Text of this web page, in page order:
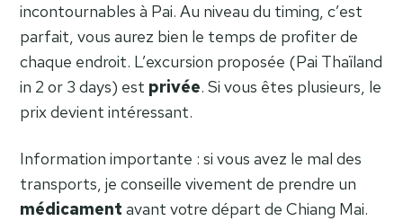
incontournables à Pai. Au niveau du timing, c’est
parfait, vous aurez bien le temps de profiter de
chaque endroit. L’excursion proposée (Pai Thaïland
in 2 or 3 days) est privée. Si vous êtes plusieurs, le
prix devient intéressant.
Information importante : si vous avez le mal des
transports, je conseille vivement de prendre un
médicament avant votre départ de Chiang Mai.